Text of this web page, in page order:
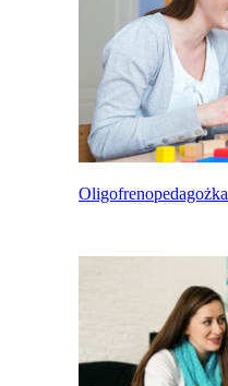
Oligofrenopedagożka